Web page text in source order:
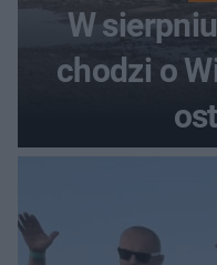
W
chodzi o